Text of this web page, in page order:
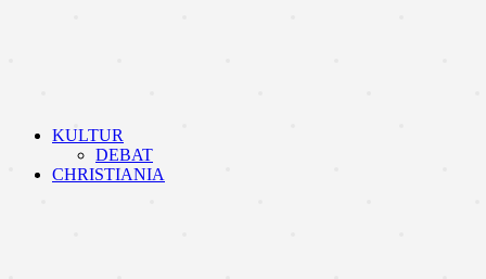
KULTUR
DEBAT
CHRISTIANIA